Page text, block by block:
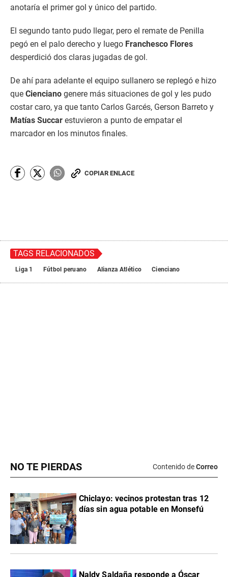
NO TE PIERDAS Contenido deCorreo
Chiclayo: vecinos protestan tras 12
días sin agua potable en Monsefú
Naldy Saldaña responde a Óscar